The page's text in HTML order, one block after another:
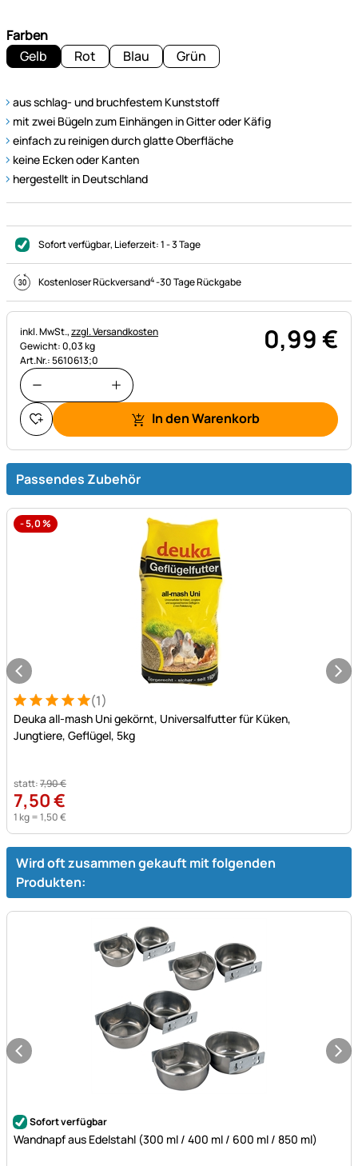
Farben
Gelb
Rot Blau Grün
aus schlag- und bruchfestem Kunststoff
mit zwei Bügeln zum Einhängen in Gitter oder Käfig
einfach zu reinigen durch glatte Oberfläche
keine Ecken oder Kanten
hergestellt in Deutschland
Sofort verfügbar, Lieferzeit:1 - 3 Tage
Kostenloser Rückversand4-30 Tage Rückgabe
Steuerhinweis:
inkl. MwSt.,zzgl. Versandkosten
Gewicht: 0,03 kg
Art.Nr.: 5610613;0
0,99€
In den Warenkorb
Passendes Zubehör
-5,0%
Bewertung: 5 von 5 (1 Bewertungen)
1 Bewertung (1)
Deuka all-mash Uni gekörnt, Universalfutter für Küken,
Jungtiere, Geflügel, 5kg
statt:7,90€
7,50€
1 kg =1,50€
Wird oft zusammen gekauft mit folgenden
Produkten:
Noch keine Bewertungen abgegeben
Sofort verfügbar
Wandnapf aus Edelstahl (300 ml / 400 ml / 600 ml / 850 ml)